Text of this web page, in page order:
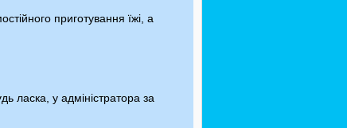
приготування їжі, а
ласка, у адміністратора за